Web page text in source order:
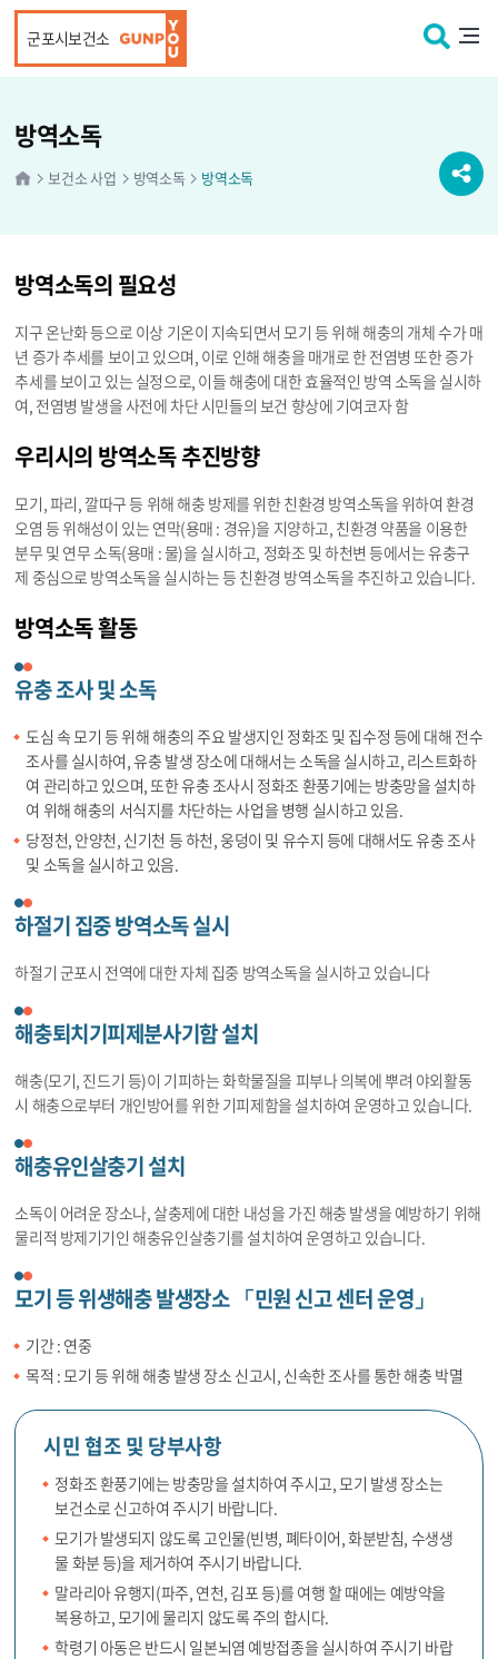
군포시보건소
보건소 사업 방역소독 방역소독
방역소독
방역소독의 필요성
지구 온난화 등으로 이상 기온이 지속되면서 모기 등 위해 해충의 개체 수가 매
년 증가 추세를 보이고 있으며, 이로 인해 해충을 매개로 한 전염병 또한 증가
추세를 보이고 있는 실정으로, 이들 해충에 대한 효율적인 방역 소독을 실시하
여, 전염병 발생을 사전에 차단 시민들의 보건 향상에 기여코자 함
우리시의 방역소독 추진방향
모기, 파리, 깔따구 등 위해 해충 방제를 위한 친환경 방역소독을 위하여 환경
오염 등 위해성이 있는 연막(용매 : 경유)을 지양하고, 친환경 약품을 이용한
분무 및 연무 소독(용매 : 물)을 실시하고, 정화조 및 하천변 등에서는 유충구
제 중심으로 방역소독을 실시하는 등 친환경 방역소독을 추진하고 있습니다.
방역소독 활동
유충 조사 및 소독
도심 속 모기 등 위해 해충의 주요 발생지인 정화조 및 집수정 등에 대해 전수
조사를 실시하여, 유충 발생 장소에 대해서는 소독을 실시하고, 리스트화하
여 관리하고 있으며, 또한 유충 조사시 정화조 환풍기에는 방충망을 설치하
여 위해 해충의 서식지를 차단하는 사업을 병행 실시하고 있음.
당정천, 안양천, 신기천 등 하천, 웅덩이 및 유수지 등에 대해서도 유충 조사
및 소독을 실시하고 있음.
하절기 집중 방역소독 실시
하절기 군포시 전역에 대한 자체 집중 방역소독을 실시하고 있습니다
해충퇴치기피제분사기함 설치
해충(모기, 진드기 등)이 기피하는 화학물질을 피부나 의복에 뿌려 야외활동
시 해충으로부터 개인방어를 위한 기피제함을 설치하여 운영하고 있습니다.
해충유인살충기 설치
소독이 어려운 장소나, 살충제에 대한 내성을 가진 해충 발생을 예방하기 위해
물리적 방제기기인 해충유인살충기를 설치하여 운영하고 있습니다.
모기 등 위생해충 발생장소 「민원 신고 센터 운영」
기간 : 연중
목적 : 모기 등 위해 해충 발생 장소 신고시, 신속한 조사를 통한 해충 박멸
시민 협조 및 당부사항
정화조 환풍기에는 방충망을 설치하여 주시고, 모기 발생 장소는
보건소로 신고하여 주시기 바랍니다.
모기가 발생되지 않도록 고인물(빈병, 폐타이어, 화분받침, 수생생
물 화분 등)을 제거하여 주시기 바랍니다.
말라리아 유행지(파주, 연천, 김포 등)를 여행 할 때에는 예방약을
복용하고, 모기에 물리지 않도록 주의 합시다.
학령기 아동은 반드시 일본뇌염 예방접종을 실시하여 주시기 바랍